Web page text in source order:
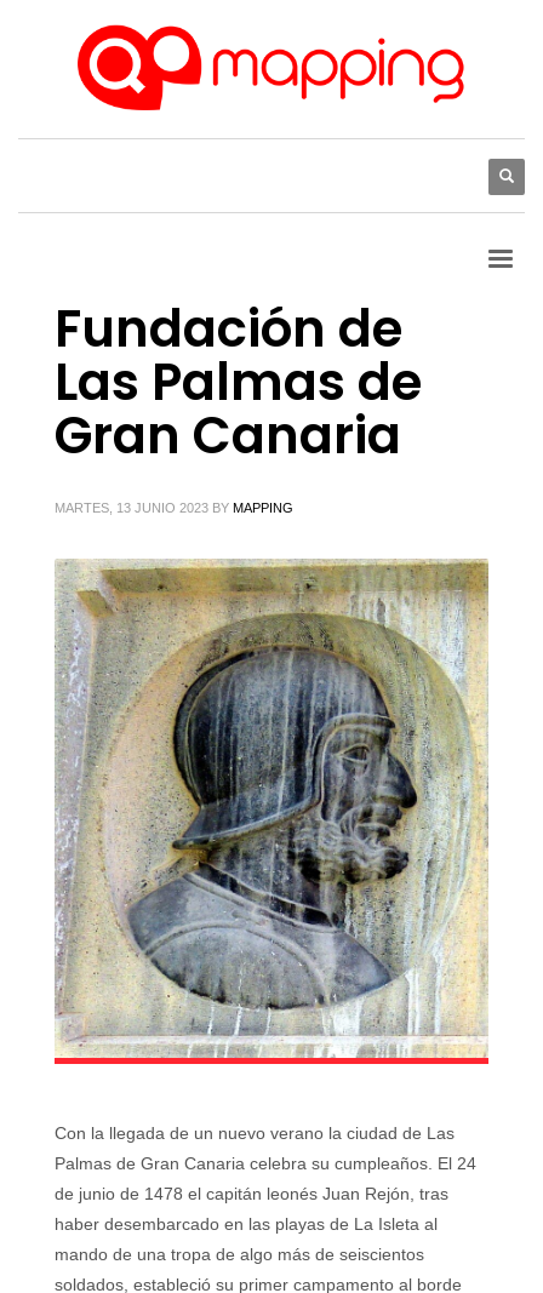
Fundación de
Las Palmas de
Gran Canaria
MARTES, 13 JUNIO 2023 BY MAPPING
Con la llegada de un nuevo verano la ciudad de Las
Palmas de Gran Canaria celebra su cumpleaños. El 24
de junio de 1478 el capitán leonés Juan Rejón, tras
haber desembarcado en las playas de La Isleta al
mando de una tropa de algo más de seiscientos
soldados, estableció su primer campamento al borde